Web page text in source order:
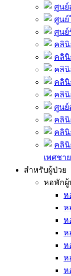
ศูนย์
ศูนย์
ศูนย์
คลิ
คลินิ
คลินิ
คลินิ
คลินิ
ศูนย์
คลินิ
คลินิ
คลินิ
เพศชาย
สำหรับผู้ป่วย
หอพักผู้
ห
ห
ห
ห
ห
ห
ห